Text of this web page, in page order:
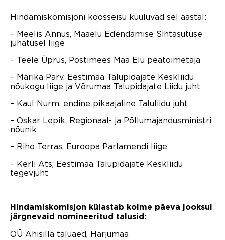
Hindamiskomisjoni koosseisu kuuluvad sel aastal:
– Meelis Annus, Maaelu Edendamise Sihtasutuse
juhatusel liige
– Teele Üprus, Postimees Maa Elu peatoimetaja
– Marika Parv, Eestimaa Talupidajate Keskliidu
nõukogu liige ja Võrumaa Talupidajate Liidu juht
– Kaul Nurm, endine pikaajaline Taluliidu juht
– Oskar Lepik, Regionaal- ja Põllumajandusministri
nõunik
– Riho Terras, Euroopa Parlamendi liige
– Kerli Ats, Eestimaa Talupidajate Keskliidu
tegevjuht
Hindamiskomisjon külastab kolme päeva jooksul
järgnevaid nomineeritud talusid:
OÜ Ahisilla taluaed, Harjumaa